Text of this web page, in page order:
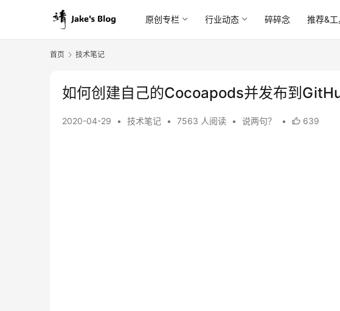
原创专栏 行业动态 碎碎念 推荐&工
首页 技术笔记
如何创建自己的Cocoapods并发布到
2020-04-29 • 技术笔记 • 7563 人阅读 • 说两句？ • 639